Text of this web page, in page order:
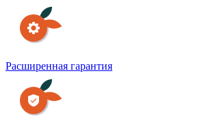
Расширенная гарантия